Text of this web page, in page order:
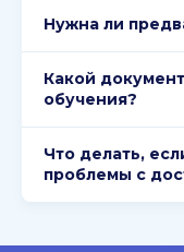
Нужна ли
Какой
обучения?
Что делать,
проблемы с